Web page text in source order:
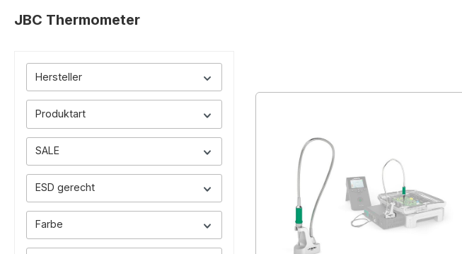
JBC Thermometer
Hersteller
Produktart
SALE
ESD gerecht
Farbe